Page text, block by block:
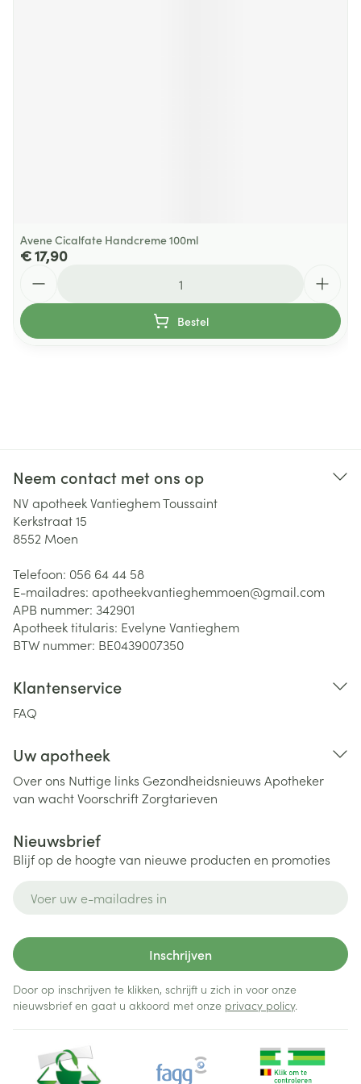
Avene Cicalfate Handcreme 100ml
€ 17,90
Bestel
Neem contact met ons op
NV apotheek Vantieghem Toussaint
Kerkstraat 15
8552 Moen
Telefoon: 056 64 44 58
E-mailadres: apotheekvantieghemmoen@gmail.com
APB nummer: 342901
Apotheek titularis: Evelyne Vantieghem
BTW nummer: BE0439007350
Klantenservice
FAQ
Uw apotheek
Over ons Nuttige links Gezondheidsnieuws Apotheker
van wachtVoorschriftZorgtarieven
Nieuwsbrief
Blijf op de hoogte van nieuwe producten en promoties
Inschrijven
Door op inschrijven te klikken, schrijft u zich in voor onze
nieuwsbrief en gaat u akkoord met onze privacy policy.